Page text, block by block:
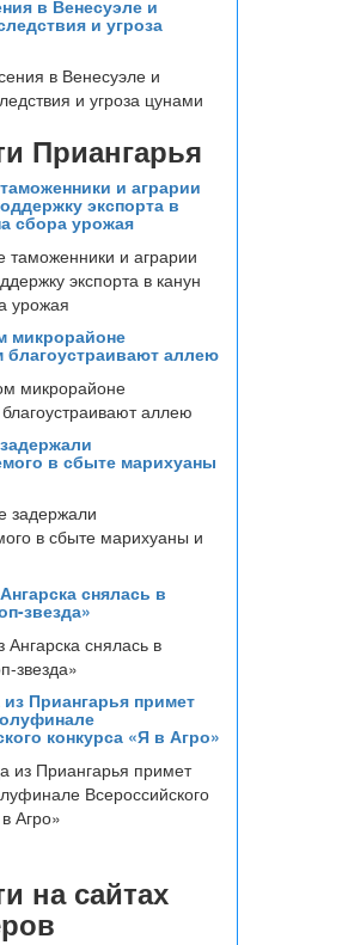
в Венесуэле и
и угроза
Приангарья
и аграрии
экспорта в
сбора урожая
микрорайоне
аллею
в сбыте марихуаны
снялась в
звезда»
Приангарья примет
конкурса «Я в Агро»
на сайтах